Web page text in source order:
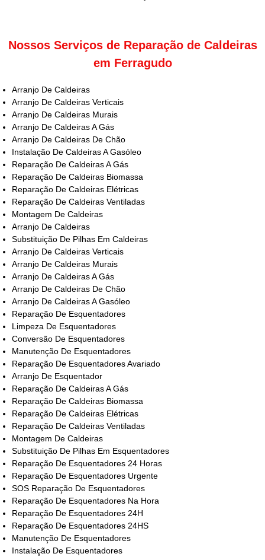
Nossos Serviços de Reparação de Caldeiras
em Ferragudo
Arranjo De Caldeiras
Arranjo De Caldeiras Verticais
Arranjo De Caldeiras Murais
Arranjo De Caldeiras A Gás
Arranjo De Caldeiras De Chão
Instalação De Caldeiras A Gasóleo
Reparação De Caldeiras A Gás
Reparação De Caldeiras Biomassa
Reparação De Caldeiras Elétricas
Reparação De Caldeiras Ventiladas
Montagem De Caldeiras
Arranjo De Caldeiras
Substituição De Pilhas Em Caldeiras
Arranjo De Caldeiras Verticais
Arranjo De Caldeiras Murais
Arranjo De Caldeiras A Gás
Arranjo De Caldeiras De Chão
Arranjo De Caldeiras A Gasóleo
Reparação De Esquentadores
Limpeza De Esquentadores
Conversão De Esquentadores
Manutenção De Esquentadores
Reparação De Esquentadores Avariado
Arranjo De Esquentador
Reparação De Caldeiras A Gás
Reparação De Caldeiras Biomassa
Reparação De Caldeiras Elétricas
Reparação De Caldeiras Ventiladas
Montagem De Caldeiras
Substituição De Pilhas Em Esquentadores
Reparação De Esquentadores 24 Horas
Reparação De Esquentadores Urgente
SOS Reparação De Esquentadores
Reparação De Esquentadores Na Hora
Reparação De Esquentadores 24H
Reparação De Esquentadores 24HS
Manutenção De Esquentadores
Instalação De Esquentadores